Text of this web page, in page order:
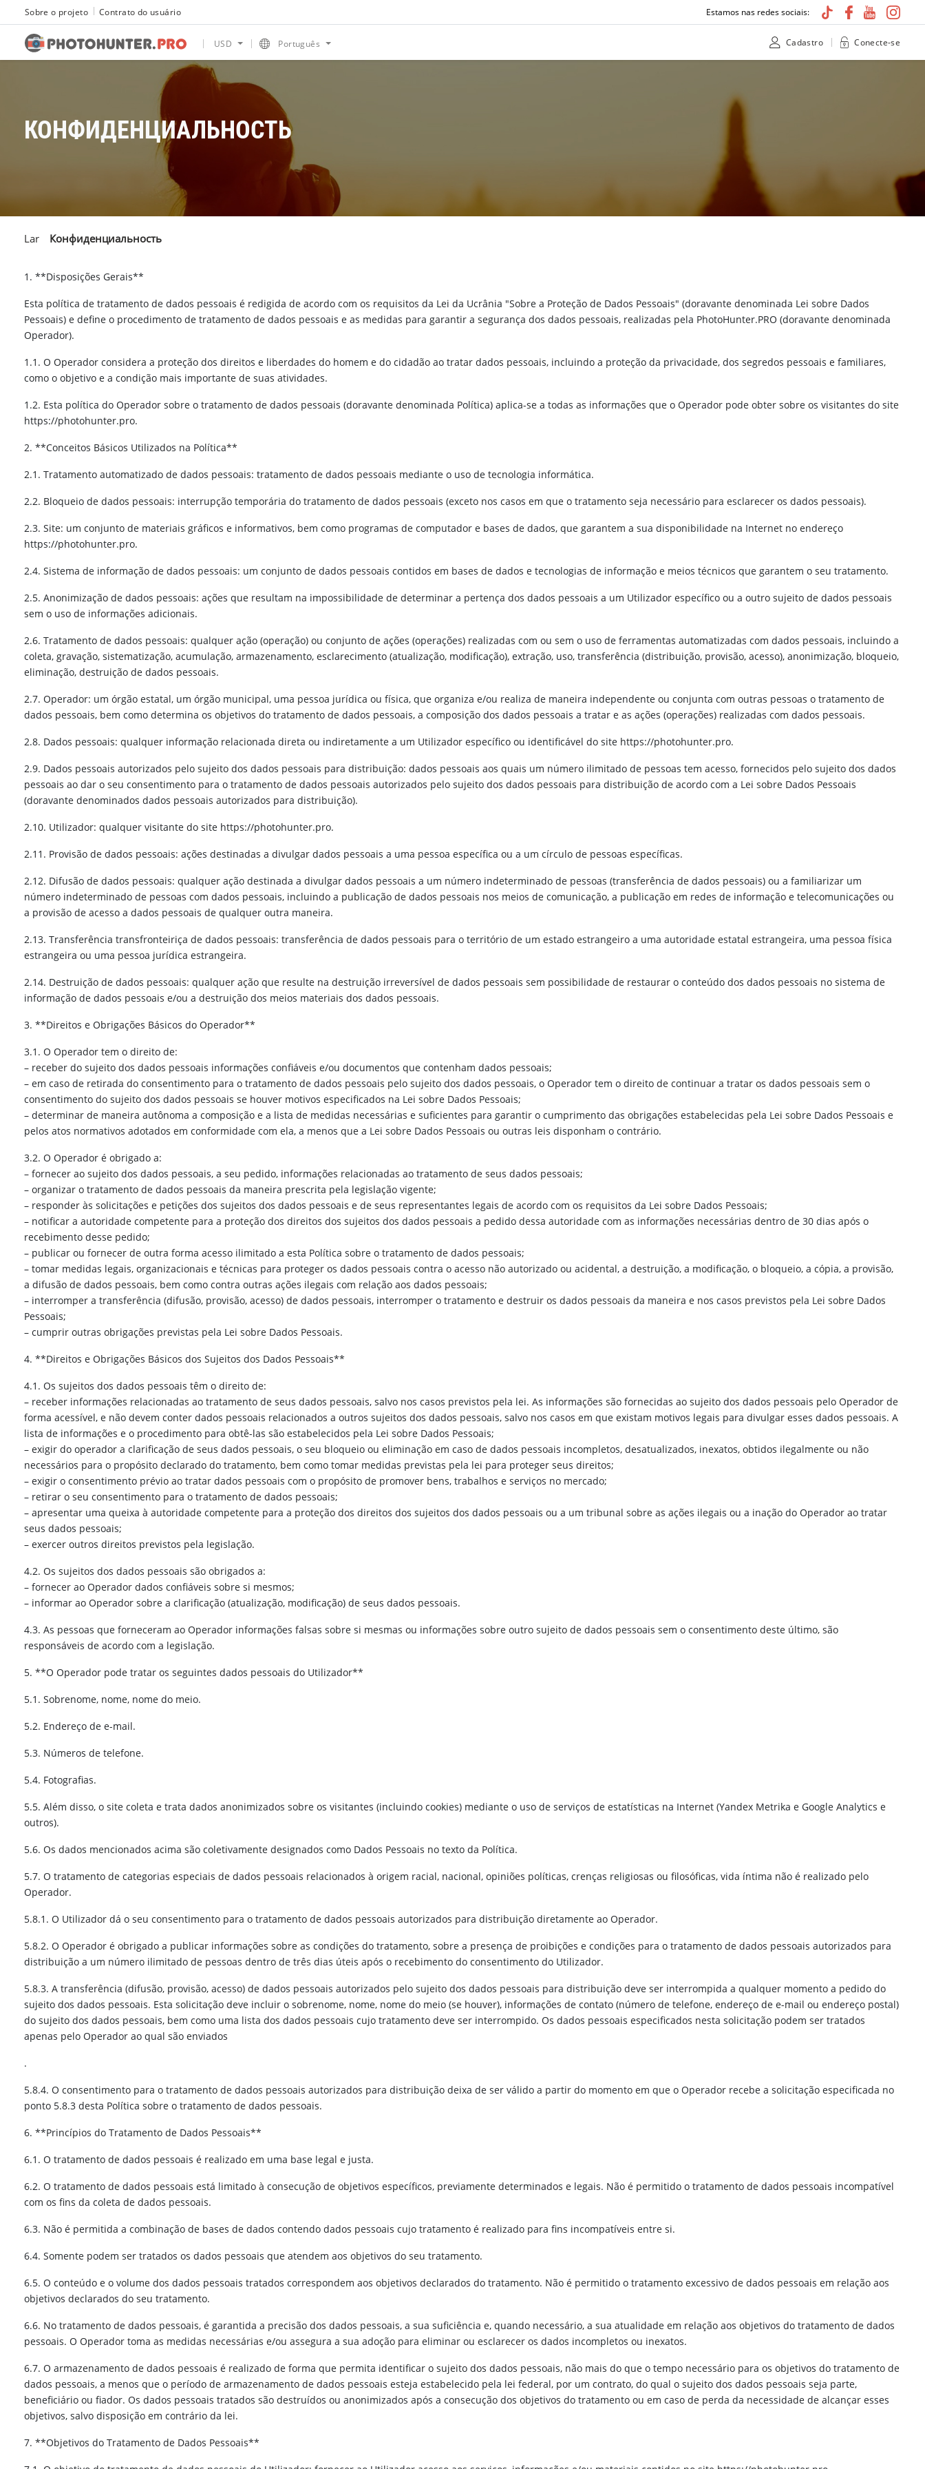
Sobre o projeto Contrato do usuário Estamos nas redes sociais:
USD Português Cadastro Conecte-se
КОНФИДЕНЦИАЛЬНОСТЬ
Lar Конфиденциальность
1. **Disposições Gerais**
Esta política de tratamento de dados pessoais é redigida de acordo com os requisitos da Lei da Ucrânia "Sobre a Proteção de Dados Pessoais" (doravante denominada Lei sobre Dados
Pessoais) e define o procedimento de tratamento de dados pessoais e as medidas para garantir a segurança dos dados pessoais, realizadas pela PhotoHunter.PRO (doravante denominada
Operador).
1.1. O Operador considera a proteção dos direitos e liberdades do homem e do cidadão ao tratar dados pessoais, incluindo a proteção da privacidade, dos segredos pessoais e familiares,
como o objetivo e a condição mais importante de suas atividades.
1.2. Esta política do Operador sobre o tratamento de dados pessoais (doravante denominada Política) aplica-se a todas as informações que o Operador pode obter sobre os visitantes do site
https://photohunter.pro.
2. **Conceitos Básicos Utilizados na Política**
2.1. Tratamento automatizado de dados pessoais: tratamento de dados pessoais mediante o uso de tecnologia informática.
2.2. Bloqueio de dados pessoais: interrupção temporária do tratamento de dados pessoais (exceto nos casos em que o tratamento seja necessário para esclarecer os dados pessoais).
2.3. Site: um conjunto de materiais gráficos e informativos, bem como programas de computador e bases de dados, que garantem a sua disponibilidade na Internet no endereço
https://photohunter.pro.
2.4. Sistema de informação de dados pessoais: um conjunto de dados pessoais contidos em bases de dados e tecnologias de informação e meios técnicos que garantem o seu tratamento.
2.5. Anonimização de dados pessoais: ações que resultam na impossibilidade de determinar a pertença dos dados pessoais a um Utilizador específico ou a outro sujeito de dados pessoais
sem o uso de informações adicionais.
2.6. Tratamento de dados pessoais: qualquer ação (operação) ou conjunto de ações (operações) realizadas com ou sem o uso de ferramentas automatizadas com dados pessoais, incluindo a
coleta, gravação, sistematização, acumulação, armazenamento, esclarecimento (atualização, modificação), extração, uso, transferência (distribuição, provisão, acesso), anonimização, bloqueio,
eliminação, destruição de dados pessoais.
2.7. Operador: um órgão estatal, um órgão municipal, uma pessoa jurídica ou física, que organiza e/ou realiza de maneira independente ou conjunta com outras pessoas o tratamento de
dados pessoais, bem como determina os objetivos do tratamento de dados pessoais, a composição dos dados pessoais a tratar e as ações (operações) realizadas com dados pessoais.
2.8. Dados pessoais: qualquer informação relacionada direta ou indiretamente a um Utilizador específico ou identificável do site https://photohunter.pro.
2.9. Dados pessoais autorizados pelo sujeito dos dados pessoais para distribuição: dados pessoais aos quais um número ilimitado de pessoas tem acesso, fornecidos pelo sujeito dos dados
pessoais ao dar o seu consentimento para o tratamento de dados pessoais autorizados pelo sujeito dos dados pessoais para distribuição de acordo com a Lei sobre Dados Pessoais
(doravante denominados dados pessoais autorizados para distribuição).
2.10. Utilizador: qualquer visitante do site https://photohunter.pro.
2.11. Provisão de dados pessoais: ações destinadas a divulgar dados pessoais a uma pessoa específica ou a um círculo de pessoas específicas.
2.12. Difusão de dados pessoais: qualquer ação destinada a divulgar dados pessoais a um número indeterminado de pessoas (transferência de dados pessoais) ou a familiarizar um
número indeterminado de pessoas com dados pessoais, incluindo a publicação de dados pessoais nos meios de comunicação, a publicação em redes de informação e telecomunicações ou
a provisão de acesso a dados pessoais de qualquer outra maneira.
2.13. Transferência transfronteiriça de dados pessoais: transferência de dados pessoais para o território de um estado estrangeiro a uma autoridade estatal estrangeira, uma pessoa física
estrangeira ou uma pessoa jurídica estrangeira.
2.14. Destruição de dados pessoais: qualquer ação que resulte na destruição irreversível de dados pessoais sem possibilidade de restaurar o conteúdo dos dados pessoais no sistema de
informação de dados pessoais e/ou a destruição dos meios materiais dos dados pessoais.
3. **Direitos e Obrigações Básicos do Operador**
3.1. O Operador tem o direito de:
– receber do sujeito dos dados pessoais informações confiáveis e/ou documentos que contenham dados pessoais;
– em caso de retirada do consentimento para o tratamento de dados pessoais pelo sujeito dos dados pessoais, o Operador tem o direito de continuar a tratar os dados pessoais sem o
consentimento do sujeito dos dados pessoais se houver motivos especificados na Lei sobre Dados Pessoais;
– determinar de maneira autônoma a composição e a lista de medidas necessárias e suficientes para garantir o cumprimento das obrigações estabelecidas pela Lei sobre Dados Pessoais e
pelos atos normativos adotados em conformidade com ela, a menos que a Lei sobre Dados Pessoais ou outras leis disponham o contrário.
3.2. O Operador é obrigado a:
– fornecer ao sujeito dos dados pessoais, a seu pedido, informações relacionadas ao tratamento de seus dados pessoais;
– organizar o tratamento de dados pessoais da maneira prescrita pela legislação vigente;
– responder às solicitações e petições dos sujeitos dos dados pessoais e de seus representantes legais de acordo com os requisitos da Lei sobre Dados Pessoais;
– notificar a autoridade competente para a proteção dos direitos dos sujeitos dos dados pessoais a pedido dessa autoridade com as informações necessárias dentro de 30 dias após o
recebimento desse pedido;
– publicar ou fornecer de outra forma acesso ilimitado a esta Política sobre o tratamento de dados pessoais;
– tomar medidas legais, organizacionais e técnicas para proteger os dados pessoais contra o acesso não autorizado ou acidental, a destruição, a modificação, o bloqueio, a cópia, a provisão,
a difusão de dados pessoais, bem como contra outras ações ilegais com relação aos dados pessoais;
– interromper a transferência (difusão, provisão, acesso) de dados pessoais, interromper o tratamento e destruir os dados pessoais da maneira e nos casos previstos pela Lei sobre Dados
Pessoais;
– cumprir outras obrigações previstas pela Lei sobre Dados Pessoais.
4. **Direitos e Obrigações Básicos dos Sujeitos dos Dados Pessoais**
4.1. Os sujeitos dos dados pessoais têm o direito de:
– receber informações relacionadas ao tratamento de seus dados pessoais, salvo nos casos previstos pela lei. As informações são fornecidas ao sujeito dos dados pessoais pelo Operador de
forma acessível, e não devem conter dados pessoais relacionados a outros sujeitos dos dados pessoais, salvo nos casos em que existam motivos legais para divulgar esses dados pessoais. A
lista de informações e o procedimento para obtê-las são estabelecidos pela Lei sobre Dados Pessoais;
– exigir do operador a clarificação de seus dados pessoais, o seu bloqueio ou eliminação em caso de dados pessoais incompletos, desatualizados, inexatos, obtidos ilegalmente ou não
necessários para o propósito declarado do tratamento, bem como tomar medidas previstas pela lei para proteger seus direitos;
– exigir o consentimento prévio ao tratar dados pessoais com o propósito de promover bens, trabalhos e serviços no mercado;
– retirar o seu consentimento para o tratamento de dados pessoais;
– apresentar uma queixa à autoridade competente para a proteção dos direitos dos sujeitos dos dados pessoais ou a um tribunal sobre as ações ilegais ou a inação do Operador ao tratar
seus dados pessoais;
– exercer outros direitos previstos pela legislação.
4.2. Os sujeitos dos dados pessoais são obrigados a:
– fornecer ao Operador dados confiáveis sobre si mesmos;
– informar ao Operador sobre a clarificação (atualização, modificação) de seus dados pessoais.
4.3. As pessoas que forneceram ao Operador informações falsas sobre si mesmas ou informações sobre outro sujeito de dados pessoais sem o consentimento deste último, são
responsáveis de acordo com a legislação.
5. **O Operador pode tratar os seguintes dados pessoais do Utilizador**
5.1. Sobrenome, nome, nome do meio.
5.2. Endereço de e-mail.
5.3. Números de telefone.
5.4. Fotografias.
5.5. Além disso, o site coleta e trata dados anonimizados sobre os visitantes (incluindo cookies) mediante o uso de serviços de estatísticas na Internet (Yandex Metrika e Google Analytics e
outros).
5.6. Os dados mencionados acima são coletivamente designados como Dados Pessoais no texto da Política.
5.7. O tratamento de categorias especiais de dados pessoais relacionados à origem racial, nacional, opiniões políticas, crenças religiosas ou filosóficas, vida íntima não é realizado pelo
Operador.
5.8.1. O Utilizador dá o seu consentimento para o tratamento de dados pessoais autorizados para distribuição diretamente ao Operador.
5.8.2. O Operador é obrigado a publicar informações sobre as condições do tratamento, sobre a presença de proibições e condições para o tratamento de dados pessoais autorizados para
distribuição a um número ilimitado de pessoas dentro de três dias úteis após o recebimento do consentimento do Utilizador.
5.8.3. A transferência (difusão, provisão, acesso) de dados pessoais autorizados pelo sujeito dos dados pessoais para distribuição deve ser interrompida a qualquer momento a pedido do
sujeito dos dados pessoais. Esta solicitação deve incluir o sobrenome, nome, nome do meio (se houver), informações de contato (número de telefone, endereço de e-mail ou endereço postal)
do sujeito dos dados pessoais, bem como uma lista dos dados pessoais cujo tratamento deve ser interrompido. Os dados pessoais especificados nesta solicitação podem ser tratados
apenas pelo Operador ao qual são enviados
.
5.8.4. O consentimento para o tratamento de dados pessoais autorizados para distribuição deixa de ser válido a partir do momento em que o Operador recebe a solicitação especificada no
ponto 5.8.3 desta Política sobre o tratamento de dados pessoais.
6. **Princípios do Tratamento de Dados Pessoais**
6.1. O tratamento de dados pessoais é realizado em uma base legal e justa.
6.2. O tratamento de dados pessoais está limitado à consecução de objetivos específicos, previamente determinados e legais. Não é permitido o tratamento de dados pessoais incompatível
com os fins da coleta de dados pessoais.
6.3. Não é permitida a combinação de bases de dados contendo dados pessoais cujo tratamento é realizado para fins incompatíveis entre si.
6.4. Somente podem ser tratados os dados pessoais que atendem aos objetivos do seu tratamento.
6.5. O conteúdo e o volume dos dados pessoais tratados correspondem aos objetivos declarados do tratamento. Não é permitido o tratamento excessivo de dados pessoais em relação aos
objetivos declarados do seu tratamento.
6.6. No tratamento de dados pessoais, é garantida a precisão dos dados pessoais, a sua suficiência e, quando necessário, a sua atualidade em relação aos objetivos do tratamento de dados
pessoais. O Operador toma as medidas necessárias e/ou assegura a sua adoção para eliminar ou esclarecer os dados incompletos ou inexatos.
6.7. O armazenamento de dados pessoais é realizado de forma que permita identificar o sujeito dos dados pessoais, não mais do que o tempo necessário para os objetivos do tratamento de
dados pessoais, a menos que o período de armazenamento de dados pessoais esteja estabelecido pela lei federal, por um contrato, do qual o sujeito dos dados pessoais seja parte,
beneficiário ou fiador. Os dados pessoais tratados são destruídos ou anonimizados após a consecução dos objetivos do tratamento ou em caso de perda da necessidade de alcançar esses
objetivos, salvo disposição em contrário da lei.
7. **Objetivos do Tratamento de Dados Pessoais**